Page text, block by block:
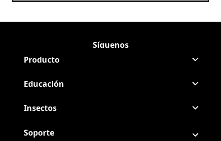
Síguenos
Síguenos Raid en Facebook
(Opens in a new tab)
Síguenos Raid en Youtube
(Opens in a new tab)
Producto
Educación
Insectos
Soporte